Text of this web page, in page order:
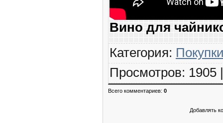
Вино для
Категория:
Просмотров: 1905
Всего комментариев: 0
Добавлять